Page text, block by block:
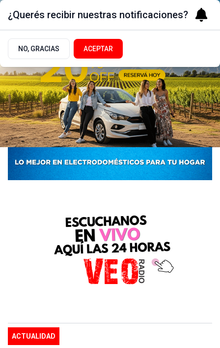
ACTUALIDAD
¿Querés recibir nuestras notificaciones?
NO, GRACIAS ACEPTAR